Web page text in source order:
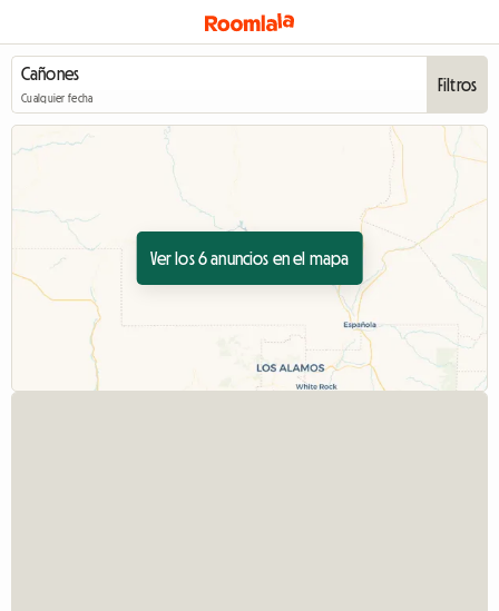
Cualquier fecha
Filtros
Ver los 6 anuncios en el mapa